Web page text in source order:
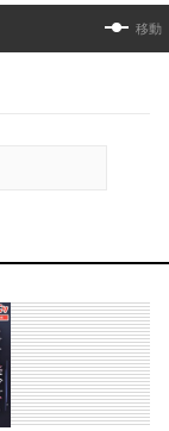
移動